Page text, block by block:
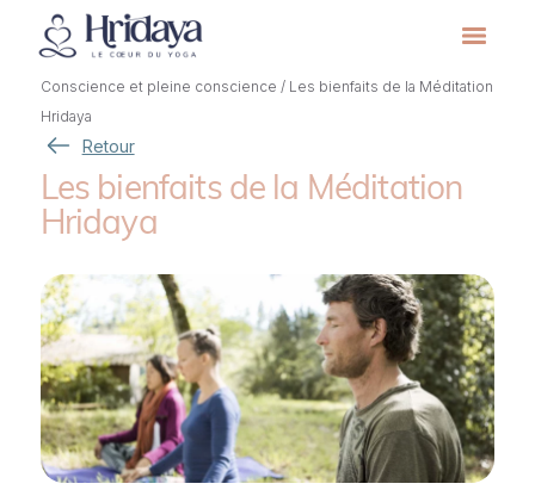
Conscience et pleine conscience / Les bienfaits de la Méditation
Hridaya
Retour
Les bienfaits de la Méditation
Hridaya